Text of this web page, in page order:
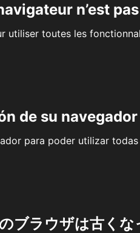
n’est
utiliser toutes les
de su
para poder utilizar
ブラウザは古く